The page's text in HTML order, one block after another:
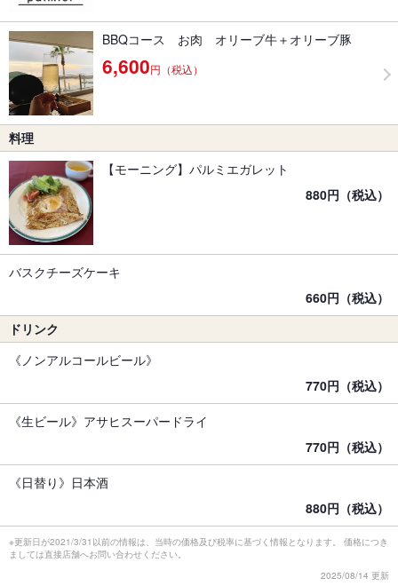
BBQコース お肉 オリーブ牛＋オリーブ豚
6,600円（税込）
料理
【モーニング】パルミエガレット
880円（税込）
バスクチーズケーキ
660円（税込）
ドリンク
《ノンアルコールビール》
770円（税込）
《生ビール》アサヒスーパードライ
770円（税込）
《日替り》日本酒
880円（税込）
※更新日が2021/3/31以前の情報は、当時の価格及び税率に基づく情報となります。 価格につき
ましては直接店舗へお問い合わせください。
2025/08/14 更新